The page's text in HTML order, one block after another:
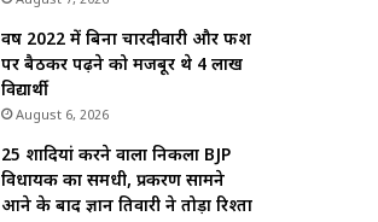
वर्ष 2022 में बिना चारदीवारी और फर्श
पर बैठकर पढ़ने को मजबूर थे 4 लाख
विद्यार्थी
August 6, 2026
25 शादियां करने वाला निकला BJP
विधायक का समधी, प्रकरण सामने
आने के बाद ज्ञान तिवारी ने तोड़ा रिश्ता